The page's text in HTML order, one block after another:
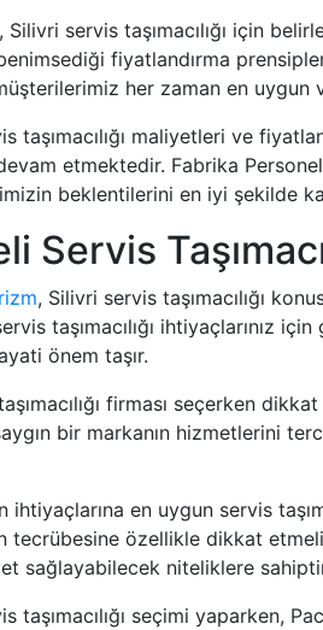
Silivri servis taşımacılığı için
fiyatlandırma
her zaman en uygun
taşımacılığı maliyetleri ve
etmektedir. Fabrika Personel
beklentilerini en iyi şekilde
Servis
, Silivri servis taşımacılığı
taşımacılığı ihtiyaçlarınız
önem taşır.
firması seçerken
bir markanın hizmetlerini
ihtiyaçlarına en uygun servis
tecrübesine özellikle dikkat
sağlayabilecek niteliklere
taşımacılığı seçimi yaparken,